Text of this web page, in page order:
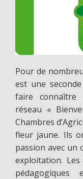
Pour de
est une
faire
réseau «
Chambres
fleur jaune. Ils
passion avec un
exploitation.